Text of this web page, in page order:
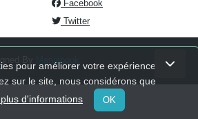
Facebook
Twitter
By Maniabook
pour améliorer votre expérience
sur le site, nous considérons que
d'informations OK